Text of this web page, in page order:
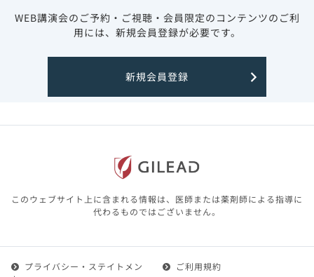
WEB講演会のご予約・ご視聴・会員限定のコンテンツのご利
用には、新規会員登録が必要です。
新規会員登録
このウェブサイト上に含まれる情報は、医師または薬剤師による指導に
代わるものではございません。
プライバシー・ステイトメン
ご利用規約